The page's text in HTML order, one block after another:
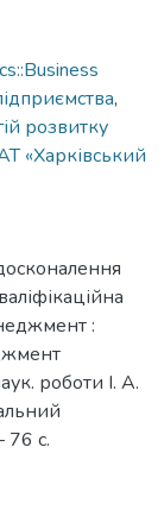
,
розвитку
«Харківський
:
роботи І. А.
76 с.